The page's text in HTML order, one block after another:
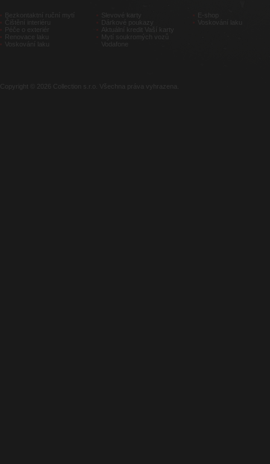
Bezkontaktní ruční mytí
Čištění interiéru
Péče o exteriér
Renovace laku
Voskování laku
Slevové karty
Dárkové poukazy
Aktuální kredit Vaší karty
Mytí soukromých vozů
Vodafone
E-shop
Copyright © 2026 Collection s.r.o. Všechna práva vyhrazena.